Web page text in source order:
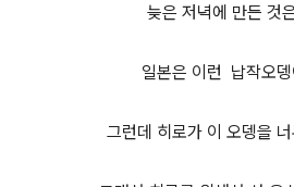
늦은 저녁에 만든 것
일본은 이런 납작오
그런데 히로가 이 오뎅을